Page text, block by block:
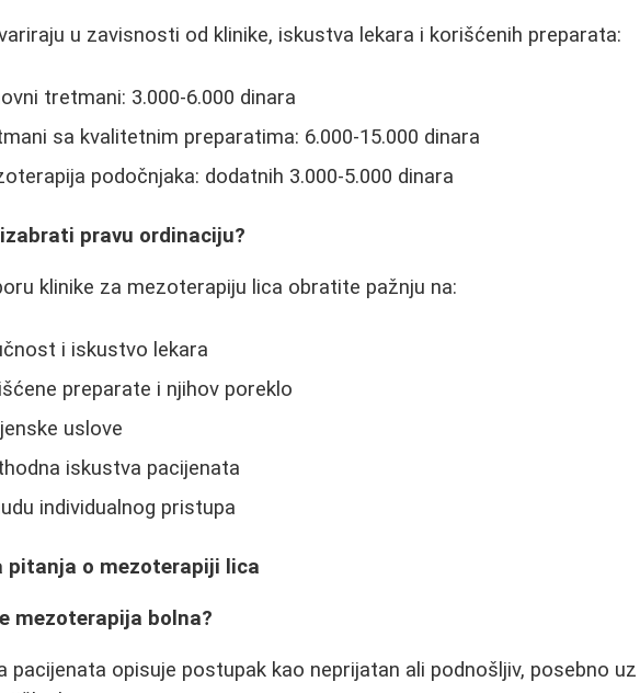
u zavisnosti od klinike, iskustva lekara i korišćenih preparata:
tretmani: 3.000-6.000 dinara
sa kvalitetnim preparatima: 6.000-15.000 dinara
podočnjaka: dodatnih 3.000-5.000 dinara
pravu ordinaciju?
klinike za mezoterapiju lica obratite pažnju na:
i iskustvo lekara
preparate i njihov poreklo
uslove
iskustva pacijenata
individualnog pristupa
pitanja o mezoterapiji lica
mezoterapija bolna?
pacijenata opisuje postupak kao neprijatan ali podnošljiv, posebno